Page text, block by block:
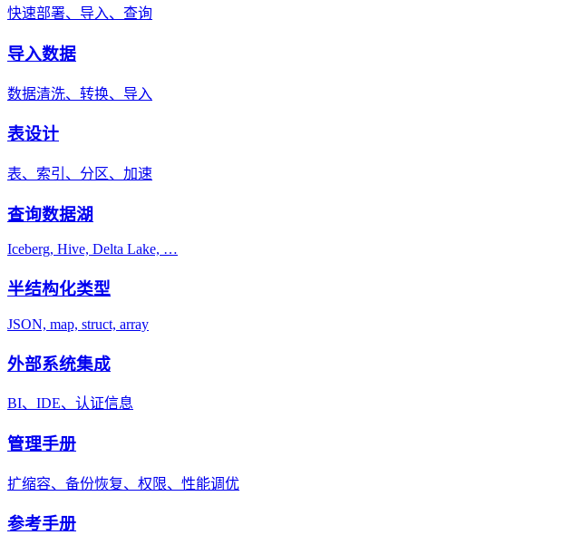
快速部署、导入、查询
导入数据
数据清洗、转换、导入
表设计
表、索引、分区、加速
查询数据湖
Iceberg, Hive, Delta Lake, …
半结构化类型
JSON, map, struct, array
外部系统集成
BI、IDE、认证信息
管理手册
扩缩容、备份恢复、权限、性能调优
参考手册